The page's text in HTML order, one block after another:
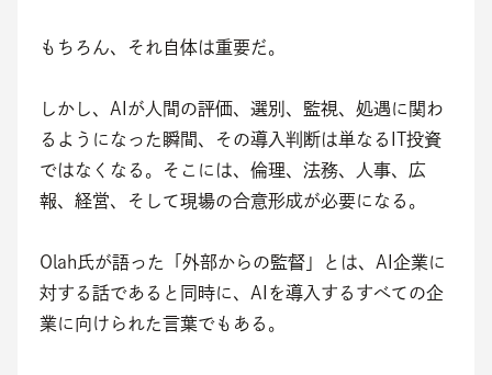
もちろん、それ自体は重要だ。
しかし、AIが人間の評価、選別、監視、処遇に関わ
るようになった瞬間、その導入判断は単なるIT投資
ではなくなる。そこには、倫理、法務、人事、広
報、経営、そして現場の合意形成が必要になる。
Olah氏が語った「外部からの監督」とは、AI企業に
対する話であると同時に、AIを導入するすべての企
業に向けられた言葉でもある。